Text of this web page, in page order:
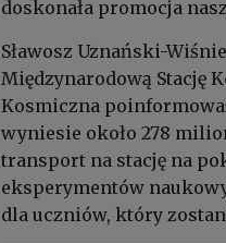
doskonała promocja
Sławosz Uznański-
Międzynarodową Stację
Kosmiczna
wyniesie około 278
transport na stację na
eksperymentów
dla uczniów, który